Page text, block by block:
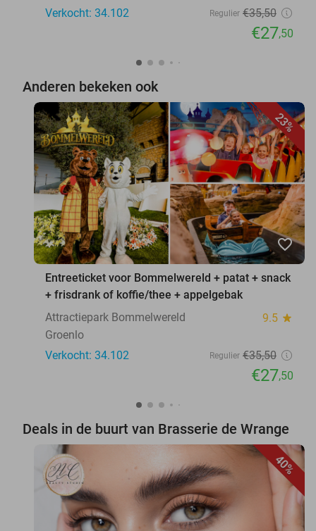
Verkocht: 34.102
Regulier €35,50
€27,50
Anderen bekeken ook
23%
favorite_border
Entreeticket voor Bommelwereld + patat + snack
+ frisdrank of koffie/thee + appelgebak
Attractiepark Bommelwereld
9.5 star
Groenlo
Verkocht: 34.102
Regulier €35,50
€27,50
Deals in de buurt van Brasserie de Wrange
40%